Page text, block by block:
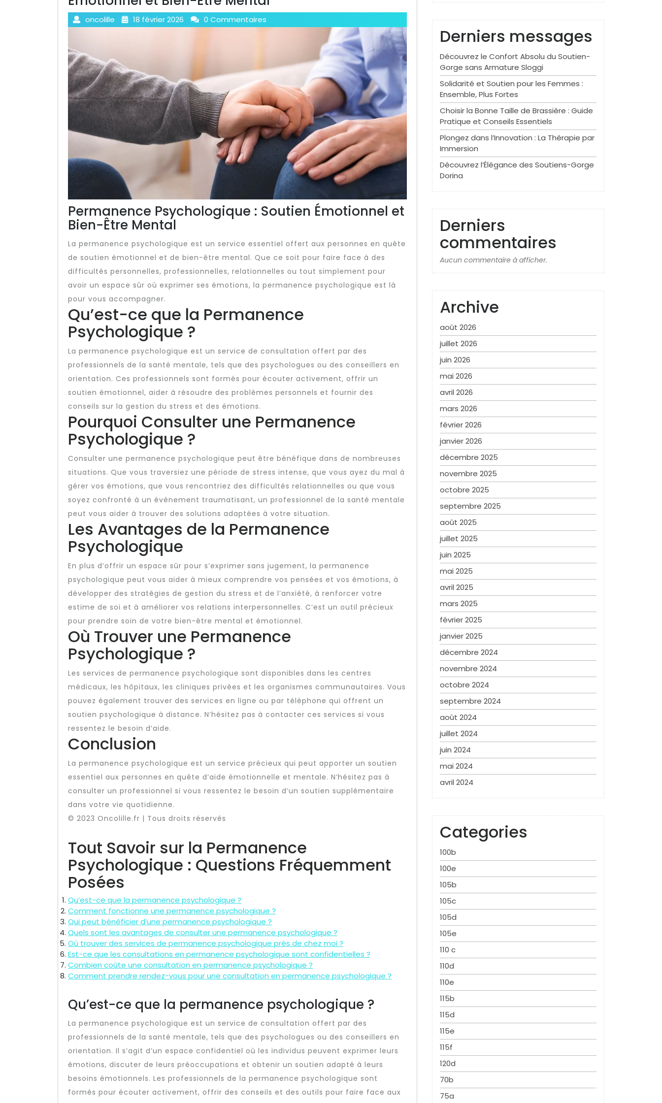
oncolille 18 février 2026 0 Commentaires
Permanence Psychologique : Soutien Émotionnel et
Bien-Être Mental
La permanence psychologique est un service essentiel offert aux personnes en quête
de soutien émotionnel et de bien-être mental. Que ce soit pour faire face à des
difficultés personnelles, professionnelles, relationnelles ou tout simplement pour
avoir un espace sûr où exprimer ses émotions, la permanence psychologique est là
pour vous accompagner.
Qu’est-ce que la Permanence
Psychologique ?
La permanence psychologique est un service de consultation offert par des
professionnels de la santé mentale, tels que des psychologues ou des conseillers en
orientation. Ces professionnels sont formés pour écouter activement, offrir un
soutien émotionnel, aider à résoudre des problèmes personnels et fournir des
conseils sur la gestion du stress et des émotions.
Pourquoi Consulter une Permanence
Psychologique ?
Consulter une permanence psychologique peut être bénéfique dans de nombreuses
situations. Que vous traversiez une période de stress intense, que vous ayez du mal à
gérer vos émotions, que vous rencontriez des difficultés relationnelles ou que vous
soyez confronté à un événement traumatisant, un professionnel de la santé mentale
peut vous aider à trouver des solutions adaptées à votre situation.
Les Avantages de la Permanence
Psychologique
En plus d’offrir un espace sûr pour s’exprimer sans jugement, la permanence
psychologique peut vous aider à mieux comprendre vos pensées et vos émotions, à
développer des stratégies de gestion du stress et de l’anxiété, à renforcer votre
estime de soi et à améliorer vos relations interpersonnelles. C’est un outil précieux
pour prendre soin de votre bien-être mental et émotionnel.
Où Trouver une Permanence
Psychologique ?
Les services de permanence psychologique sont disponibles dans les centres
médicaux, les hôpitaux, les cliniques privées et les organismes communautaires. Vous
pouvez également trouver des services en ligne ou par téléphone qui offrent un
soutien psychologique à distance. N’hésitez pas à contacter ces services si vous
ressentez le besoin d’aide.
Conclusion
La permanence psychologique est un service précieux qui peut apporter un soutien
essentiel aux personnes en quête d’aide émotionnelle et mentale. N’hésitez pas à
consulter un professionnel si vous ressentez le besoin d’un soutien supplémentaire
dans votre vie quotidienne.
© 2023 Oncolille.fr | Tous droits réservés
Tout Savoir sur la Permanence
Psychologique : Questions Fréquemment
Posées
Qu’est-ce que la permanence psychologique ?
Comment fonctionne une permanence psychologique ?
Qui peut bénéficier d’une permanence psychologique ?
Quels sont les avantages de consulter une permanence psychologique ?
Où trouver des services de permanence psychologique près de chez moi ?
Est-ce que les consultations en permanence psychologique sont confidentielles ?
Combien coûte une consultation en permanence psychologique ?
Comment prendre rendez-vous pour une consultation en permanence psychologique ?
Qu’est-ce que la permanence psychologique ?
La permanence psychologique est un service de consultation offert par des
professionnels de la santé mentale, tels que des psychologues ou des conseillers en
orientation. Il s’agit d’un espace confidentiel où les individus peuvent exprimer leurs
émotions, discuter de leurs préoccupations et obtenir un soutien adapté à leurs
besoins émotionnels. Les professionnels de la permanence psychologique sont
formés pour écouter activement, offrir des conseils et des outils pour faire face aux
Derniers messages
Découvrez le Confort Absolu du Soutien-
Gorge sans Armature Sloggi
Solidarité et Soutien pour les Femmes :
Ensemble, Plus Fortes
Choisir la Bonne Taille de Brassière : Guide
Pratique et Conseils Essentiels
Plongez dans l’Innovation : La Thérapie par
Immersion
Découvrez l’Élégance des Soutiens-Gorge
Dorina
Derniers
commentaires
Aucun commentaire à afficher.
Archive
août 2026
juillet 2026
juin 2026
mai 2026
avril 2026
mars 2026
février 2026
janvier 2026
décembre 2025
novembre 2025
octobre 2025
septembre 2025
août 2025
juillet 2025
juin 2025
mai 2025
avril 2025
mars 2025
février 2025
janvier 2025
décembre 2024
novembre 2024
octobre 2024
septembre 2024
août 2024
juillet 2024
juin 2024
mai 2024
avril 2024
Categories
100b
100e
105b
105c
105d
105e
110 c
110d
110e
115b
115d
115e
115f
120d
70b
75a